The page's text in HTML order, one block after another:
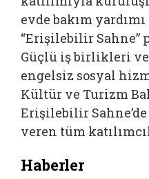
evde bakım
“Erişilebilir Sahne”
Güçlü iş birlikleri
engelsiz sosyal
Kültür ve Turizm
Erişilebilir
veren tüm
Haberler